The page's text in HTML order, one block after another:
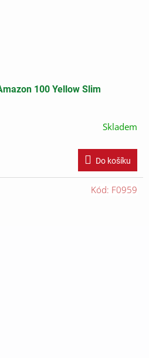
100 Yellow Slim
Skladem
Do košíku
Kód: F0959